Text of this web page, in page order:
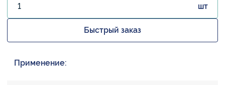
шт
Быстрый заказ
Применение: